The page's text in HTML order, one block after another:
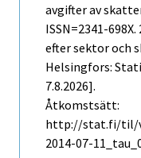
avgifter av
ISSN=2341-
efter sektor och
Helsingfors:
7.8.2026].
Åtkomstsätt:
http://stat.fi/til/
2014-07-